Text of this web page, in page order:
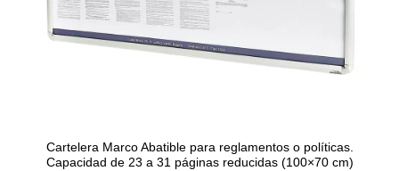
Cartelera Marco Abatible para reglamentos o políticas.
Capacidad de 23 a 31 páginas reducidas (100×70 cm)